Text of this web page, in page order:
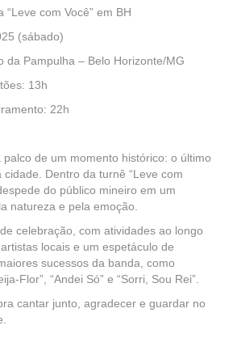
com Você” em BH
(sábado)
da Pampulha – Belo Horizonte/MG
13h
22h
palco de um momento histórico: o último
Dentro da turnê “Leve com
do público mineiro em um
natureza e pela emoção.
celebração, com atividades ao longo
locais e um espetáculo de
sucessos da banda, como
Flor”, “Andei Só” e “Sorri, Sou Rei”.
cantar junto, agradecer e guardar no